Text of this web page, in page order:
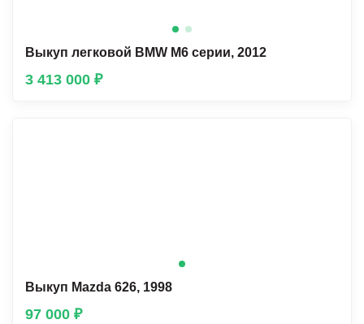
Выкуп легковой BMW М6 серии, 2012
3 413 000 ₽
Выкуп Mazda 626, 1998
97 000 ₽